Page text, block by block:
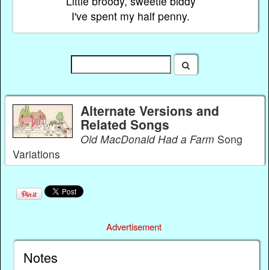
I've spent my half penny.
Alternate Versions and
Related Songs
Old MacDonald Had a Farm Song
Variations
Advertisement
Notes